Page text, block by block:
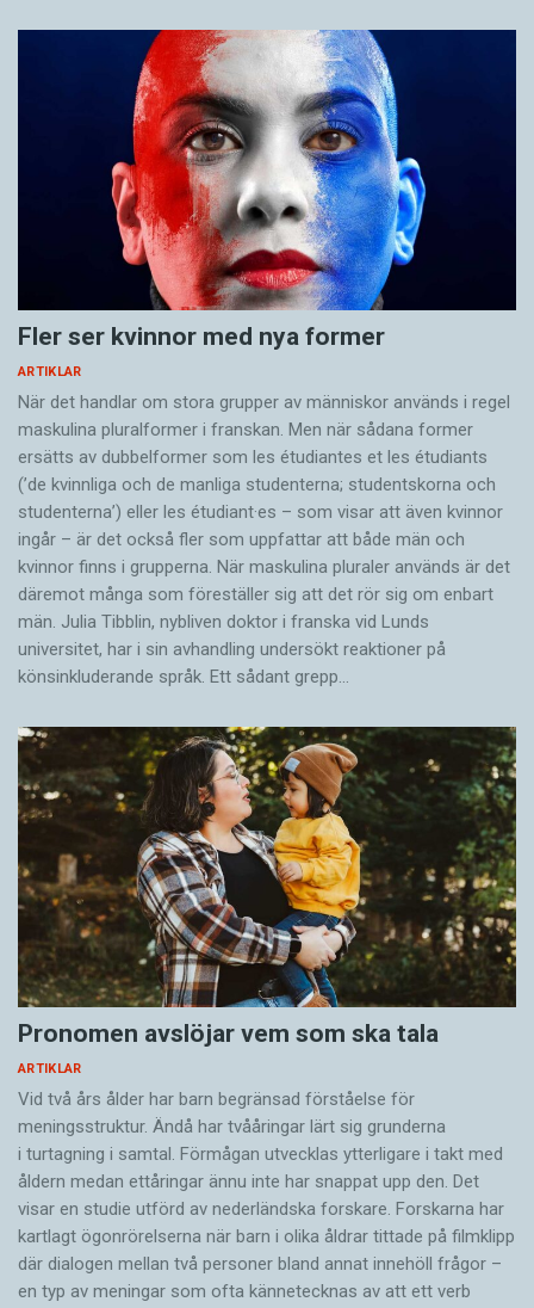
Fler ser kvinnor med nya former
ARTIKLAR
När det handlar om stora grupper av människor används i regel
maskulina pluralformer i franskan. Men när sådana ­former
ersätts av dubbel­former som les étudiantes et les étudiants
(’de kvinnliga och de manliga studenterna; studentskorna och
studenterna’) eller les étudiant·es – som visar att även kvinnor
ingår – är det också fler som uppfattar att både män och
kvinnor finns i grupperna. När maskulina pluraler används är det
där­emot många som föreställer sig att det rör sig om enbart
män. Julia Tibblin, nybliven doktor i franska vid Lunds
universitet, har i sin avhandling undersökt reaktioner på
könsinkluderande språk. Ett sådant grepp…
Pronomen avslöjar vem som ska tala
ARTIKLAR
Vid två års ålder har barn begränsad förståelse för
meningsstruktur. Ändå har tvååringar lärt sig grunderna
i turtagning i samtal. Förmågan utvecklas ytterligare i takt med
åldern medan ettåringar ännu inte har snappat upp den. Det
visar en studie utförd av nederländska forskare. Forskarna har
kartlagt ögonrörelserna när barn i olika åldrar tittade på filmklipp
där dialogen mellan två personer bland annat innehöll frågor –
en typ av meningar som ofta kännetecknas av att ett verb